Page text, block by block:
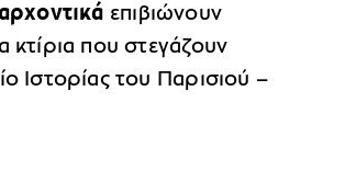
επιβιώνουν
που στεγάζουν
Ιστορίας του Παρισιού –